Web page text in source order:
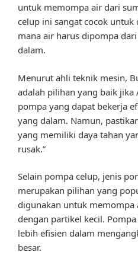
untuk memompa air dari
celup ini sangat cocok
mana air harus dipompa
dalam.
Menurut ahli teknik mesin,
adalah pilihan yang baik jika
pompa yang dapat bekerja
yang dalam. Namun,
yang memiliki daya tahan
rusak.”
Selain pompa celup, jenis
merupakan pilihan yang
digunakan untuk
dengan partikel kecil.
lebih efisien dalam
besar.